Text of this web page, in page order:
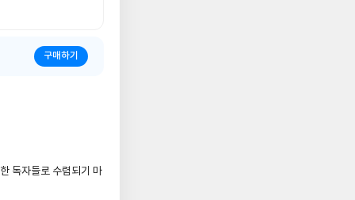
구매하기
독자들로 수렴되기 마